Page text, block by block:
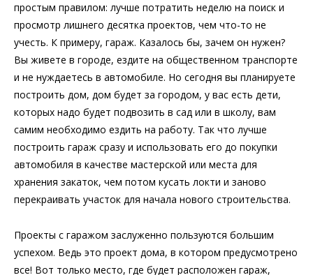
простым правилом: лучше потратить неделю на поиск и
просмотр лишнего десятка проектов, чем что-то не
учесть. К примеру, гараж. Казалось бы, зачем он нужен?
Вы живете в городе, ездите на общественном транспорте
и не нуждаетесь в автомобиле. Но сегодня вы планируете
построить дом, дом будет за городом, у вас есть дети,
которых надо будет подвозить в сад или в школу, вам
самим необходимо ездить на работу. Так что лучше
построить гараж сразу и использовать его до покупки
автомобиля в качестве мастерской или места для
хранения закаток, чем потом кусать локти и заново
перекраивать участок для начала нового строительства.
Проекты с гаражом заслуженно пользуются большим
успехом. Ведь это проект дома, в котором предусмотрено
все! Вот только место, где будет расположен гараж,